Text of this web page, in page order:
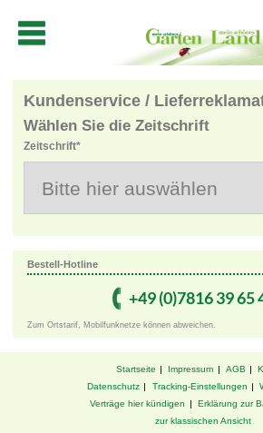
Kundenservice /
Wählen Sie die Zeitschrift
Zeitschrift*
Bestell-Hotline
+49 ­(0)7816 ­39 ­65
Zum Ortstarif, Mobilfunknetze können abweichen.
Startseite Impressum AGB
Datenschutz
Tracking-Einstellungen
Verträge hier kündigen
Erklärung zur
zur klassischen Ansicht